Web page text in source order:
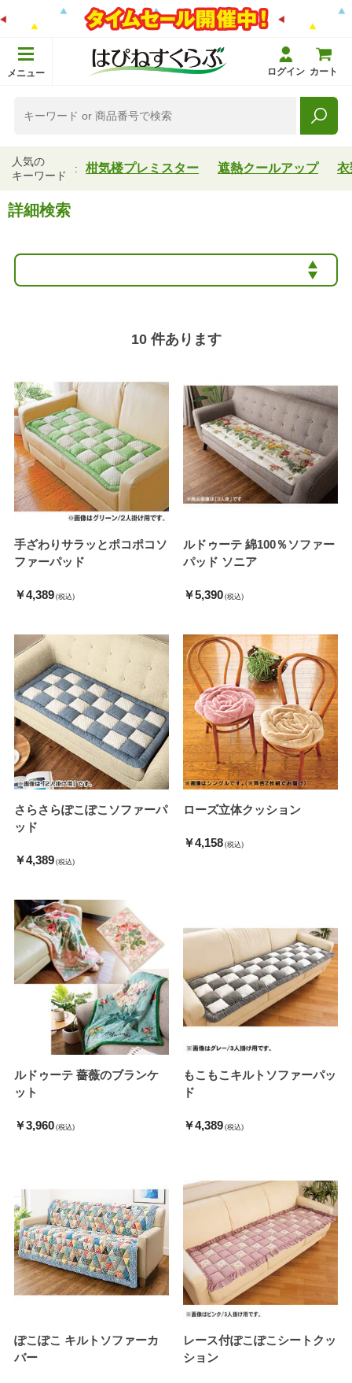
メニュー ログイン カート
人気の
キーワード
柑気楼プレミスター 遮熱クールアップ 衣
詳細検索
10 件あります
手ざわりサラッとポコポコソ
ファーパッド
￥4,389 (税込)
ルドゥーテ 綿100％ソファー
パッド ソニア
￥5,390 (税込)
さらさらぽこぽこソファーパ
ッド
￥4,389 (税込)
ローズ立体クッション
￥4,158 (税込)
ルドゥーテ 薔薇のブランケ
ット
￥3,960 (税込)
もこもこキルトソファーパッ
ド
￥4,389 (税込)
ぽこぽこ キルトソファーカ
バー
レース付ぽこぽこシートクッ
ション